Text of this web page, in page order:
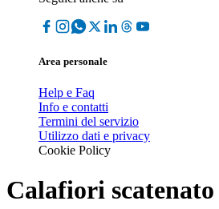
Area personale
Help e Faq
Info e contatti
Termini del servizio
Utilizzo dati e privacy
Cookie Policy
Calafiori scatenato